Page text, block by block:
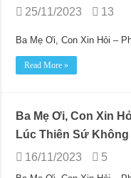
25/11/2023
13
Ba Mẹ Ơi, Con Xin Hỏi –
Read More »
Ba Mẹ Ơi, Con Xin
Lúc Thiên Sứ
16/11/2023
5